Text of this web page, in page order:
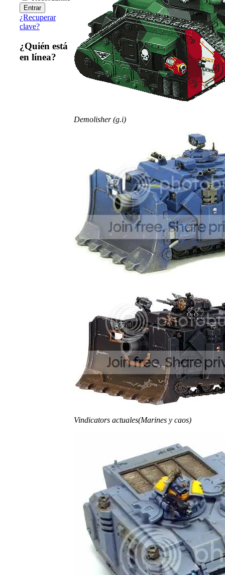
¿Recuperar
clave?
¿Quién está
en línea?
Demolisher (g.i)
Vindicators actuales(Marines y caos)